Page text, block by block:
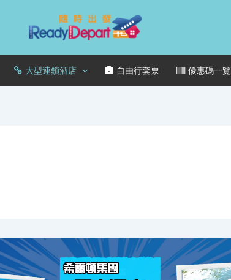
大型連鎖酒店 自由行套票 優惠碼一覽